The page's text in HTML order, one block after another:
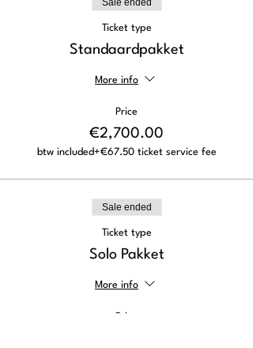
Sale ended
Ticket type
Standaardpakket
More info
Price
€2,700.00
btw included+€67.50 ticket service fee
Sale ended
Ticket type
Solo Pakket
More info
Price